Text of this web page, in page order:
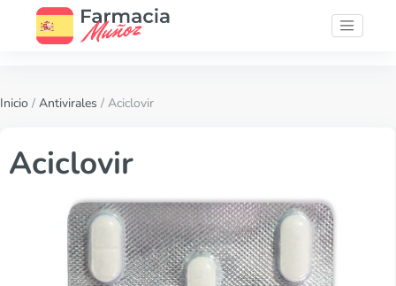
Inicio / Antivirales / Aciclovir
Aciclovir